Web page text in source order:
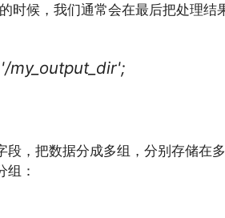
时候，我们通常会在最后把处理结
my_output_dir';
段，把数据分成多组，分别存储在
组：